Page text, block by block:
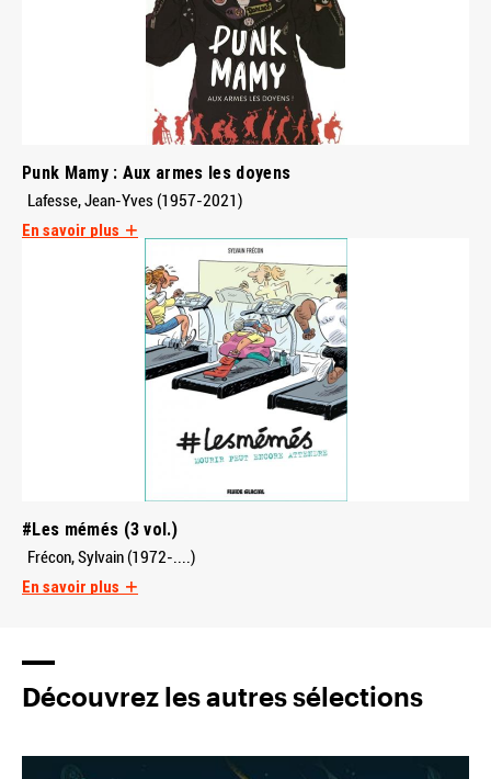
Punk Mamy : Aux armes les doyens
Lafesse, Jean-Yves (1957-2021)
En savoir plus
#Les mémés (3 vol.)
Frécon, Sylvain (1972-....)
En savoir plus
Découvrez les autres sélections